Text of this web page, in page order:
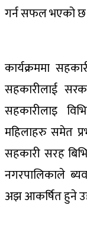
गर्न सफल भएको
कार्यक्रममा
सहकारीलाई
सहकारीलाइ
महिलाहरु समेत
सहकारी सरह
नगरपालिकाले
अझ आकर्षित हुने